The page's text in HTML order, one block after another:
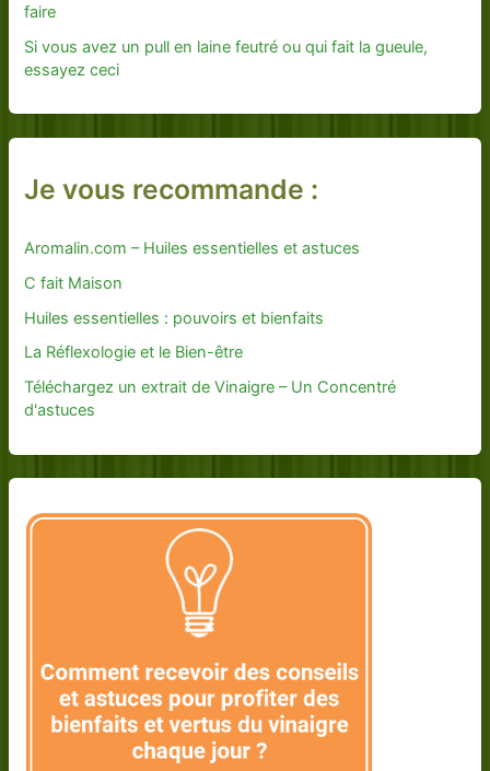
faire
Si vous avez un pull en laine feutré ou qui fait la gueule,
essayez ceci
Je vous recommande :
Aromalin.com – Huiles essentielles et astuces
C fait Maison
Huiles essentielles : pouvoirs et bienfaits
La Réflexologie et le Bien-être
Téléchargez un extrait de Vinaigre – Un Concentré
d'astuces